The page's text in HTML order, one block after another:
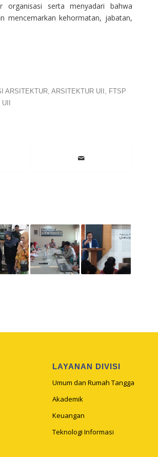
organisasi serta menyadari bahwa
mencemarkan kehormatan, jabatan,
ARSITEKTUR, ARSITEKTUR UII , FTSP
UII
LAYANAN DIVISI
Umum dan Rumah Tangga
Akademik
Keuangan
Teknologi Informasi